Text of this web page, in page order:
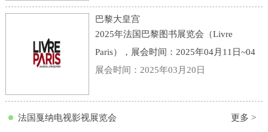
中心
巴黎大皇宫
2025年法国巴黎图书展览会（Livre
Paris），展会时间：2025年04月11日~04
月13日，展会地点：法国-巴黎-3 Avenue
期
展会时间：2025年03月20日
法国戛纳电视影视展览会 更多 >